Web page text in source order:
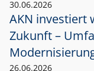
30.06.2026
AKN investiert
Zukunft –
26.06.2026